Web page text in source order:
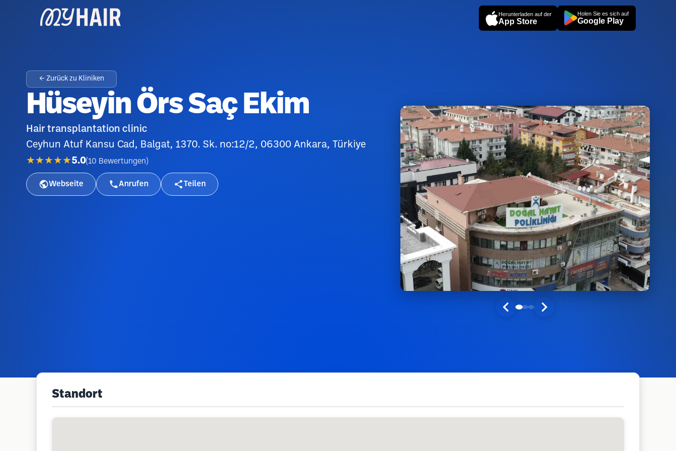
Herunterladen auf der
App Store
Holen Sie es sich auf
Google Play
← Zurück zu Kliniken
Hüseyin Örs Saç Ekim
Hair transplantation clinic
Ceyhun Atuf Kansu Cad, Balgat, 1370. Sk. no:12/2, 06300 Ankara, Türkiye
★★★★★5.0(10 Bewertungen )
Webseite Anrufen Teilen
Standort